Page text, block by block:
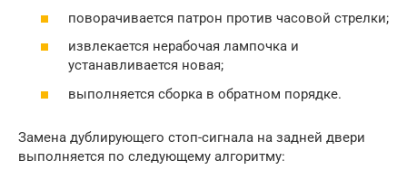
поворачивается патрон против часовой стрелки;
извлекается нерабочая лампочка и
устанавливается новая;
выполняется сборка в обратном порядке.
Замена дублирующего стоп-сигнала на задней двери
выполняется по следующему алгоритму: